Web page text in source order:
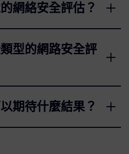
網絡安全評估？
型的網路安全評
期待什麼結果？